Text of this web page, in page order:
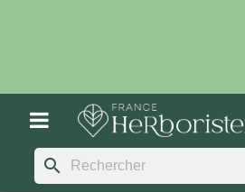
search